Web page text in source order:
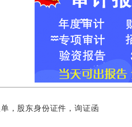
股东身份证件，询证函